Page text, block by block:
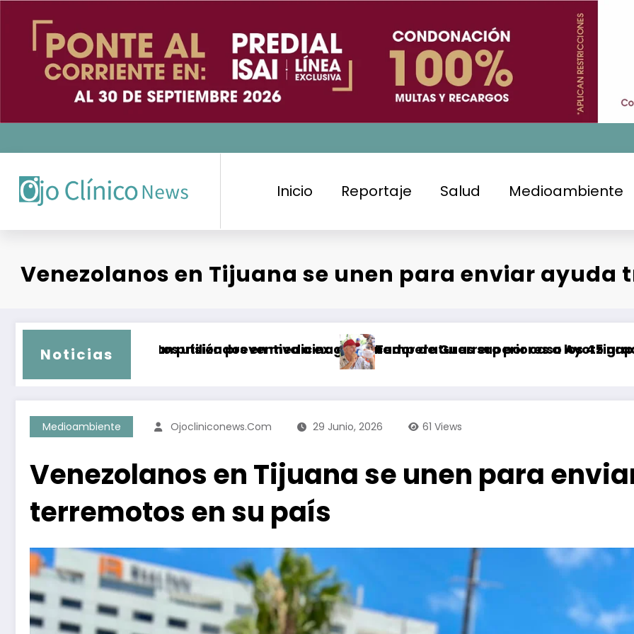
contenido
Inicio Reportaje Salud Medioambiente
Venezolanos en Tijuana se unen para enviar ayuda
Noticias
utilizados en medicina estética
prisión preventiva a ex gobernador de Guerrero por caso Ayotzinapa
Temperaturas superiores a los 45 grados Celsius prevalecerán
Hoy se celebra el
Medioambiente Ojocliniconews.com 29 Junio, 2026 61 Views
Venezolanos en Tijuana se unen para
terremotos en su país